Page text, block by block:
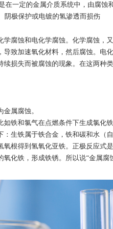
在一定的金属介质系统中，由腐蚀
阴极保护或电镀的氢渗透而损伤
腐蚀和电化学腐蚀。化学腐蚀
致加速氧化材料，然后腐蚀。
损失而被腐蚀的现象。在这两种
属腐蚀。
铁和氯气在点燃条件下生成氯化
：生铁属于铁合金，铁和碳和水
根得到氢氧化亚铁。正极反应
化铁，形成铁锈。所以说“金属腐